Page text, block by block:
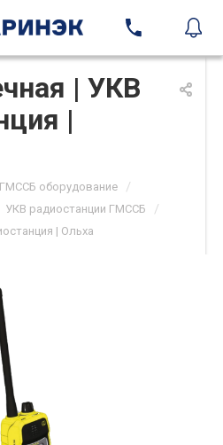
| УКВ
|
ГМССБ оборудование /
УКВ радиостанции ГМССБ /
| Ольха